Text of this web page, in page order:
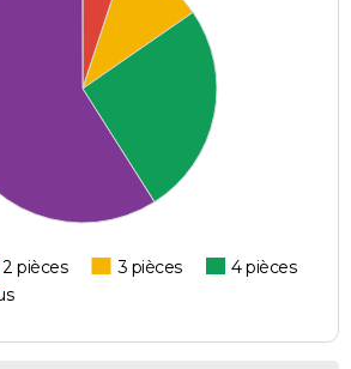
2 pièces 3 pièces
4 pièces